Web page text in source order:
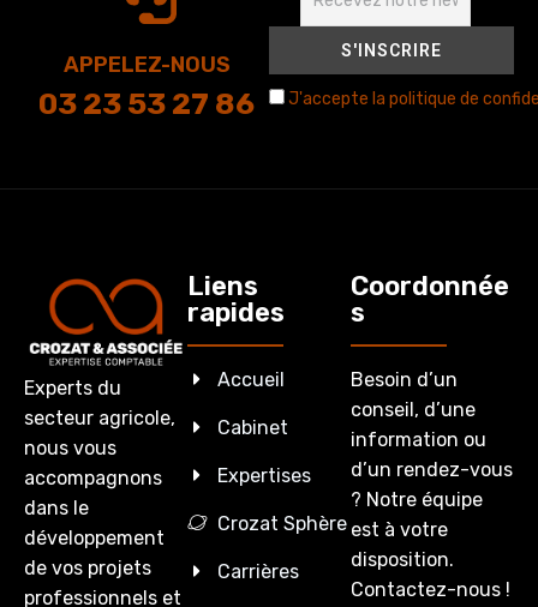
APPELEZ-NOUS
03 23 53 27 86 J'accepte la politique de
Experts du
secteur agricole,
nous vous
accompagnons
dans le
développement
de vos projets
professionnels et
Liens
rapides
Accueil
Cabinet
Expertises
Crozat Sphère
Carrières
Coordonnée
s
Besoin d’un
conseil, d’une
information ou
d’un rendez-vous
? Notre équipe
est à votre
disposition.
Contactez-nous !